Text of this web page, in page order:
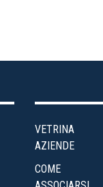
VETRINA
AZIENDE
COME